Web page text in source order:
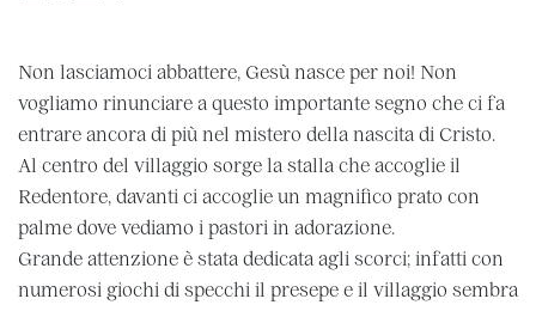
Non lasciamoci abbattere, Gesù nasce per noi! Non
vogliamo rinunciare a questo importante segno che ci fa
entrare ancora di più nel mistero della nascita di Cristo.
Al centro del villaggio sorge la stalla che accoglie il
Redentore, davanti ci accoglie un magnifico prato con
palme dove vediamo i pastori in adorazione.
Grande attenzione è stata dedicata agli scorci; infatti con
numerosi giochi di specchi il presepe e il villaggio sembra